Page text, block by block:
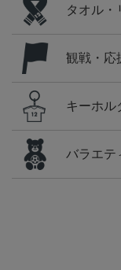
タオル・
観戦・応
キーホル
バラエテ